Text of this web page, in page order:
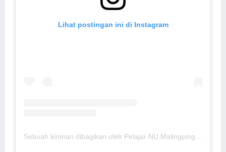
Lihat postingan ini di Instagram